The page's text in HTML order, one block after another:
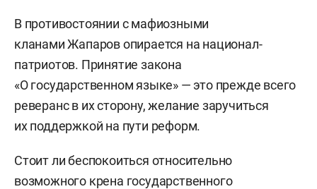
В противостоянии с мафиозными
кланами Жапаров опирается на национал-
патриотов. Принятие закона
«О государственном языке» — это прежде всего
реверанс в их сторону, желание заручиться
их поддержкой на пути реформ.
Стоит ли беспокоиться относительно
возможного крена государственного